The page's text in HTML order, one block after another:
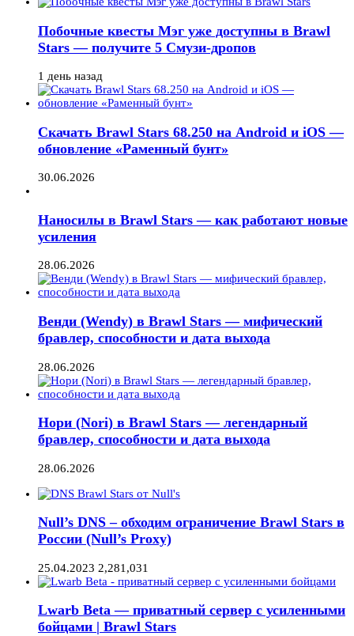
Побочные квесты Мэг уже доступны в Brawl
Stars — получите 5 Смузи-дропов
1 день назад
Скачать Brawl Stars 68.250 на Android и iOS —
обновление «Раменный бунт»
30.06.2026
Наносилы в Brawl Stars — как работают новые
усиления
28.06.2026
Венди (Wendy) в Brawl Stars — мифический
бравлер, способности и дата выхода
28.06.2026
Нори (Nori) в Brawl Stars — легендарный
бравлер, способности и дата выхода
28.06.2026
Null’s DNS – обходим ограничение Brawl Stars в
России (Null’s Proxy)
25.04.2023 2,281,031
Lwarb Beta — приватный сервер с усиленными
бойцами | Brawl Stars